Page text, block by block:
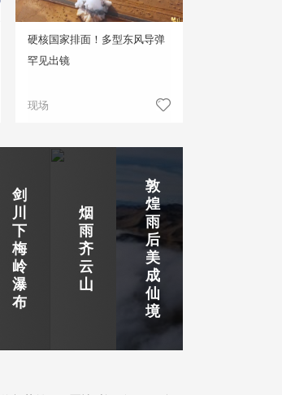
硬核国家排面！多型东风导弹
罕见出镜
现场
剑
川
下
梅
岭
瀑
布
烟
雨
齐
云
山
敦
煌
雨
后
美
成
仙
境